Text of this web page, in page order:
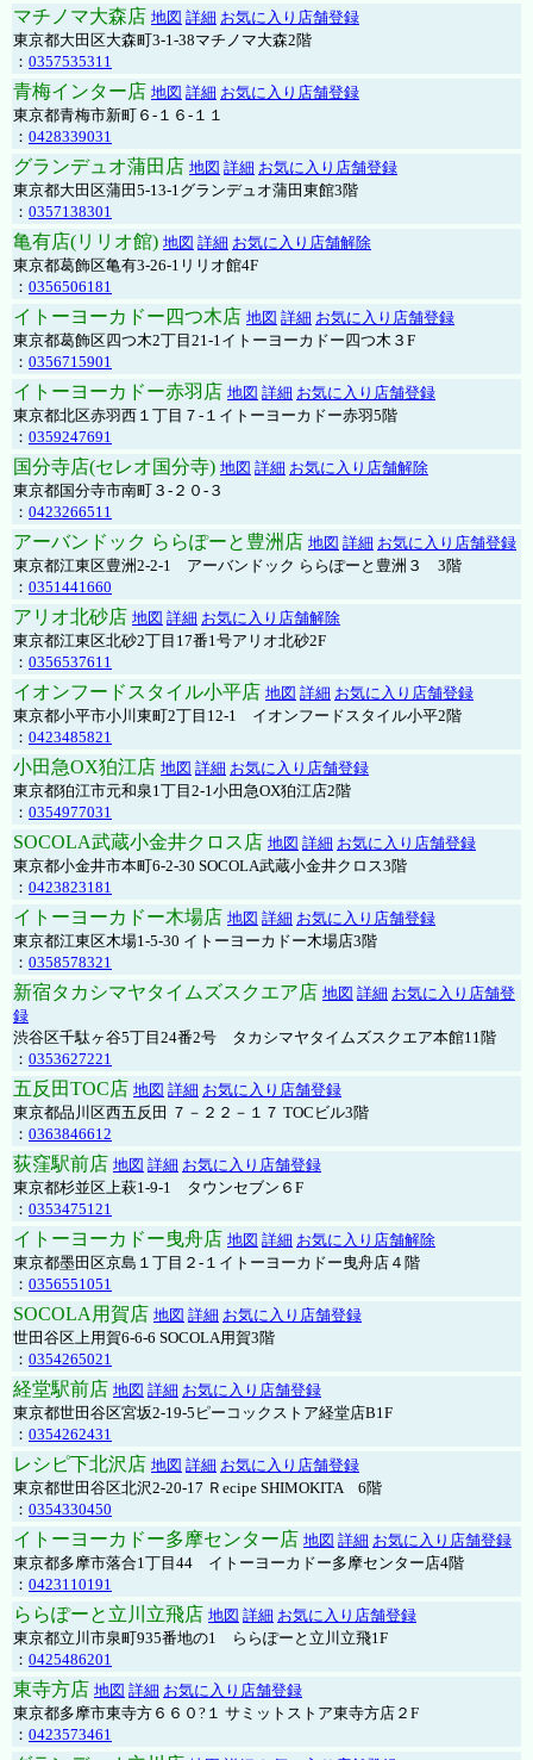
マチノマ大森店 地図 詳細 お気に入り店舗登録
東京都大田区大森町3-1-38マチノマ大森2階
： 0357535311
青梅インター店 地図 詳細 お気に入り店舗登録
東京都青梅市新町６-１６-１１
： 0428339031
グランデュオ蒲田店 地図 詳細 お気に入り店舗登録
東京都大田区蒲田5-13-1グランデュオ蒲田東館3階
： 0357138301
亀有店(リリオ館) 地図 詳細 お気に入り店舗解除
東京都葛飾区亀有3-26-1リリオ館4F
： 0356506181
イトーヨーカドー四つ木店 地図 詳細 お気に入り店舗登録
東京都葛飾区四つ木2丁目21-1イトーヨーカドー四つ木３F
： 0356715901
イトーヨーカドー赤羽店 地図 詳細 お気に入り店舗登録
東京都北区赤羽西１丁目７-１イトーヨーカドー赤羽5階
： 0359247691
国分寺店(セレオ国分寺) 地図 詳細 お気に入り店舗解除
東京都国分寺市南町３-２０-３
： 0423266511
アーバンドック ららぽーと豊洲店 地図 詳細 お気に入り店舗登録
東京都江東区豊洲2-2-1 アーバンドック ららぽーと豊洲３ 3階
： 0351441660
アリオ北砂店 地図 詳細 お気に入り店舗解除
東京都江東区北砂2丁目17番1号アリオ北砂2F
： 0356537611
イオンフードスタイル小平店 地図 詳細 お気に入り店舗登録
東京都小平市小川東町2丁目12-1 イオンフードスタイル小平2階
： 0423485821
小田急OX狛江店 地図 詳細 お気に入り店舗登録
東京都狛江市元和泉1丁目2-1小田急OX狛江店2階
： 0354977031
SOCOLA武蔵小金井クロス店 地図 詳細 お気に入り店舗登録
東京都小金井市本町6-2-30 SOCOLA武蔵小金井クロス3階
： 0423823181
イトーヨーカドー木場店 地図 詳細 お気に入り店舗登録
東京都江東区木場1-5-30 イトーヨーカドー木場店3階
： 0358578321
新宿タカシマヤタイムズスクエア店 地図 詳細 お気に入り店舗登
録
渋谷区千駄ヶ谷5丁目24番2号 タカシマヤタイムズスクエア本館11階
： 0353627221
五反田TOC店 地図 詳細 お気に入り店舗登録
東京都品川区西五反田 ７－２２－１７ TOCビル3階
： 0363846612
荻窪駅前店 地図 詳細 お気に入り店舗登録
東京都杉並区上萩1-9-1 タウンセブン６F
： 0353475121
イトーヨーカドー曳舟店 地図 詳細 お気に入り店舗解除
東京都墨田区京島１丁目２-１イトーヨーカドー曳舟店４階
： 0356551051
SOCOLA用賀店 地図 詳細 お気に入り店舗登録
世田谷区上用賀6-6-6 SOCOLA用賀3階
： 0354265021
経堂駅前店 地図 詳細 お気に入り店舗登録
東京都世田谷区宮坂2-19-5ピーコックストア経堂店B1F
： 0354262431
レシピ下北沢店 地図 詳細 お気に入り店舗登録
東京都世田谷区北沢2-20-17 Ｒecipe SHIMOKITA 6階
： 0354330450
イトーヨーカドー多摩センター店 地図 詳細 お気に入り店舗登録
東京都多摩市落合1丁目44 イトーヨーカドー多摩センター店4階
： 0423110191
ららぽーと立川立飛店 地図 詳細 お気に入り店舗登録
東京都立川市泉町935番地の1 ららぽーと立川立飛1F
： 0425486201
東寺方店 地図 詳細 お気に入り店舗登録
東京都多摩市東寺方６６０?１ サミットストア東寺方店２F
： 0423573461